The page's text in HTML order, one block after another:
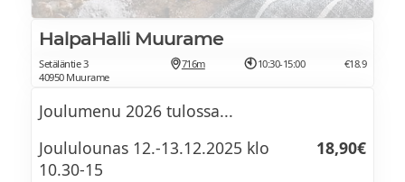
HalpaHalli Muurame
Setäläntie 3
40950 Muurame
716m 10:30-15:00 €18.9
Joulumenu 2026 tulossa...
Joululounas 12.-13.12.2025 klo
10.30-15
18,90€